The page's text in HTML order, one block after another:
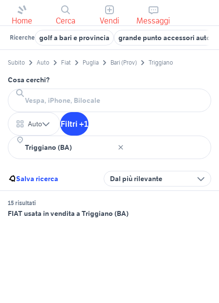
Home Cerca Vendi Messaggi
Ricerche golf a bari e provincia grande punto accessori auto
Subito Auto Fiat Puglia Bari (Prov) Triggiano
Cosa cerchi?
Auto Filtri +1
Salva ricerca Dal più rilevante
15 risultati
FIAT usata in vendita a Triggiano (BA)